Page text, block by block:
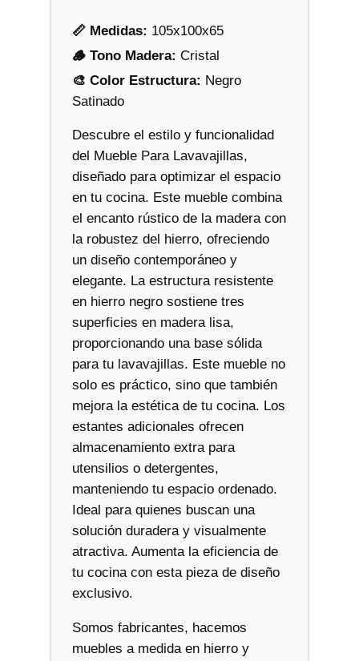
c
n
📏 Medidas: 105x100x65
🪵 Tono Madera: Cristal
🎨 Color Estructura: Negro
Satinado
Descubre el estilo y funcionalidad
del Mueble Para Lavavajillas,
diseñado para optimizar el espacio
en tu cocina. Este mueble combina
el encanto rústico de la madera con
la robustez del hierro, ofreciendo
un diseño contemporáneo y
elegante. La estructura resistente
en hierro negro sostiene tres
superficies en madera lisa,
proporcionando una base sólida
para tu lavavajillas. Este mueble no
solo es práctico, sino que también
mejora la estética de tu cocina. Los
estantes adicionales ofrecen
almacenamiento extra para
utensilios o detergentes,
manteniendo tu espacio ordenado.
Ideal para quienes buscan una
solución duradera y visualmente
atractiva. Aumenta la eficiencia de
tu cocina con esta pieza de diseño
exclusivo.
Somos fabricantes, hacemos
muebles a medida en hierro y